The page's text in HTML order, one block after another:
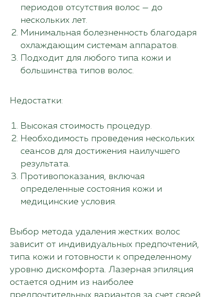
периодов отсутствия волос — до
нескольких лет.
Минимальная болезненность благодаря
охлаждающим системам аппаратов.
Подходит для любого типа кожи и
большинства типов волос.
Недостатки:
Высокая стоимость процедур.
Необходимость проведения нескольких
сеансов для достижения наилучшего
результата.
Противопоказания, включая
определенные состояния кожи и
медицинские условия.
Выбор метода удаления жестких волос
зависит от индивидуальных предпочтений,
типа кожи и готовности к определенному
уровню дискомфорта. Лазерная эпиляция
остается одним из наиболее
предпочтительных вариантов за счет своей